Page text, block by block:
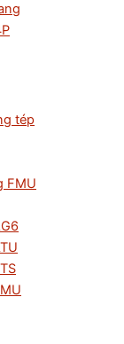
tép
FMU